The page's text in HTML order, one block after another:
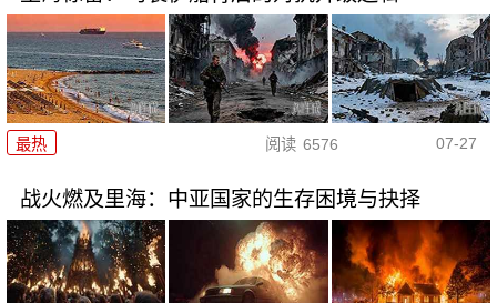
最热 阅读 6576 07-27
战火燃及里海：中亚国家的生存困境与抉择